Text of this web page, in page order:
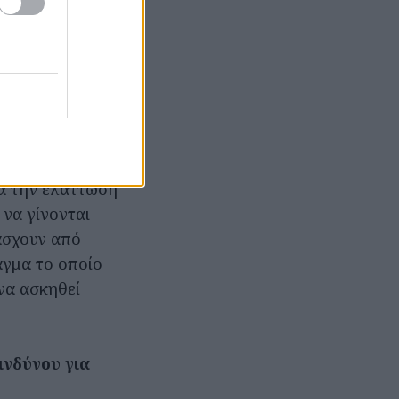
που
της οστικής
την ελάττωση
γίνονται
από
το οποίο
ασκηθεί
για